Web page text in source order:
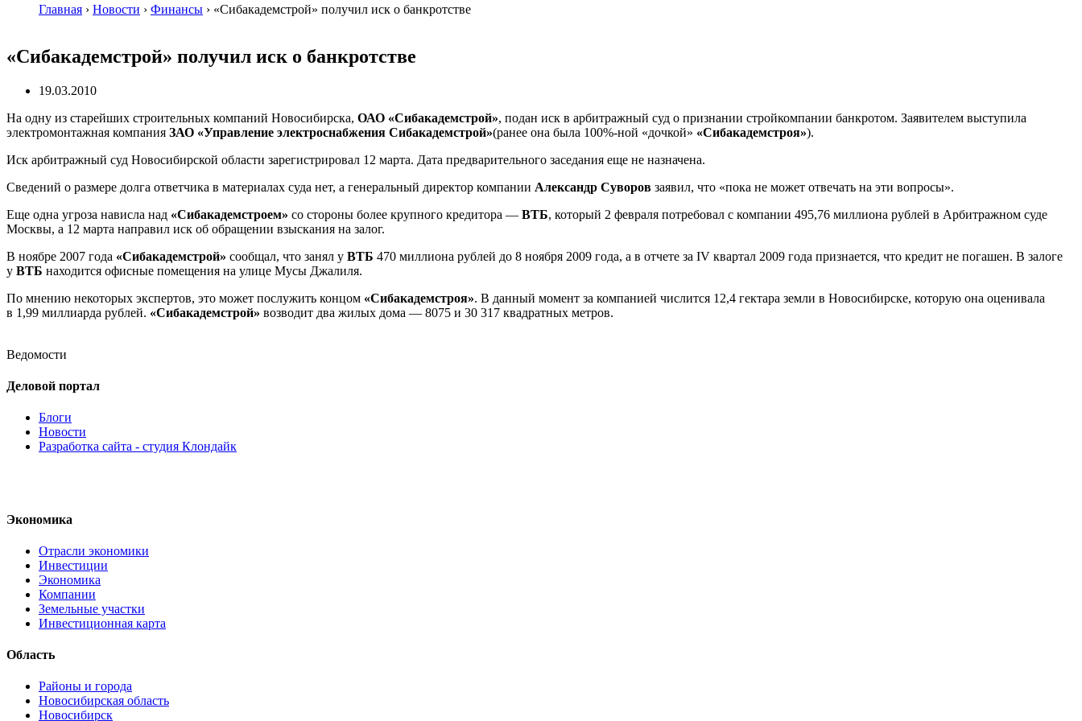
Главная › Новости › Финансы › «Сибакадемстрой» получил иск о банкротстве
«Сибакадемстрой» получил иск о банкротстве
19.03.2010
На одну из старейших строительных компаний Новосибирска, ОАО «Сибакадемстрой», подан иск в арбитражный суд о признании стройкомпании банкротом. Заявителем выступила
электромонтажная компания ЗАО «Управление электроснабжения Сибакадемстрой»(ранее она была 100%-ной «дочкой» «Сибакадемстроя»).
Иск арбитражный суд Новосибирской области зарегистрировал 12 марта. Дата предварительного заседания еще не назначена.
Сведений о размере долга ответчика в материалах суда нет, а генеральный директор компании Александр Суворов заявил, что «пока не может отвечать на эти вопросы».
Еще одна угроза нависла над «Сибакадемстроем» со стороны более крупного кредитора — ВТБ, который 2 февраля потребовал с компании 495,76 миллиона рублей в Арбитражном суде
Москвы, а 12 марта направил иск об обращении взыскания на залог.
В ноябре 2007 года «Сибакадемстрой» сообщал, что занял у ВТБ 470 миллиона рублей до 8 ноября 2009 года, а в отчете за IV квартал 2009 года признается, что кредит не погашен. В залоге
у ВТБ находится офисные помещения на улице Мусы Джалиля.
По мнению некоторых экспертов, это может послужить концом «Сибакадемстроя». В данный момент за компанией числится 12,4 гектара земли в Новосибирске, которую она оценивала
в 1,99 миллиарда рублей. «Сибакадемстрой» возводит два жилых дома — 8075 и 30 317 квадратных метров.
Ведомости
Деловой портал
Блоги
Новости
Разработка сайта - студия Клондайк
Экономика
Отрасли экономики
Инвестиции
Экономика
Компании
Земельные участки
Инвестиционная карта
Область
Районы и города
Новосибирская область
Новосибирск